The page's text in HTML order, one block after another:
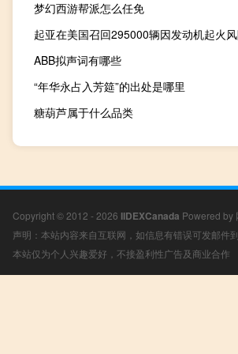
梦幻西游帮派怎么任免
起亚在美国召回295000辆因发动机起火
ABB拟声词有哪些
“年华永占入芳筵”的出处是哪里
糖葫芦属于什么品类
Copyright © 2012 - 2026 IIDEXCanada Powered by
声明：本站内容来自互联网，如信息有错误可发邮件
本站仅为个人兴趣爱好，不接盈利性广告及商业合作